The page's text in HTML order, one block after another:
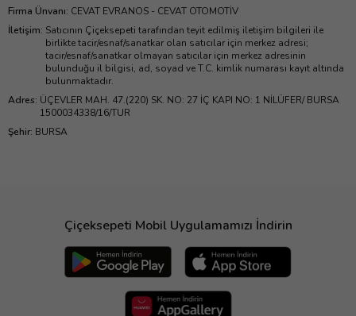
Firma Ünvanı: CEVAT EVRANOS - CEVAT OTOMOTİV
İletişim: Satıcının Çiçeksepeti tarafından teyit edilmiş iletişim bilgileri ile
birlikte tacir/esnaf/sanatkar olan satıcılar için merkez adresi;
tacir/esnaf/sanatkar olmayan satıcılar için merkez adresinin
bulunduğu il bilgisi, ad, soyad ve T.C. kimlik numarası kayıt altında
bulunmaktadır.
Adres: ÜÇEVLER MAH. 47.(220) SK. NO: 27 İÇ KAPI NO: 1 NİLÜFER/ BURSA
1500034338/16/TUR
Şehir: BURSA
Çiçeksepeti Mobil Uygulamamızı İndirin